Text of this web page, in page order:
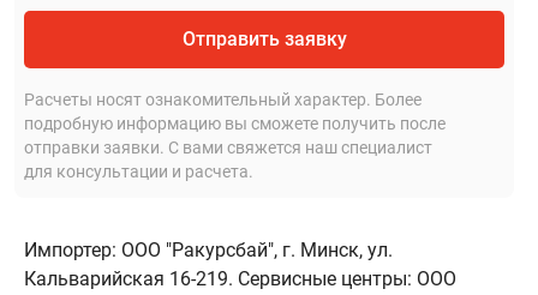
Отправить заявку
Расчеты носят ознакомительный характер. Более
подробную информацию вы сможете получить после
отправки заявки. С вами свяжется наш специалист
для консультации и расчета.
Импортер: ООО "Ракурсбай", г. Минск, ул.
Кальварийская 16-219. Сервисные центры: ООО